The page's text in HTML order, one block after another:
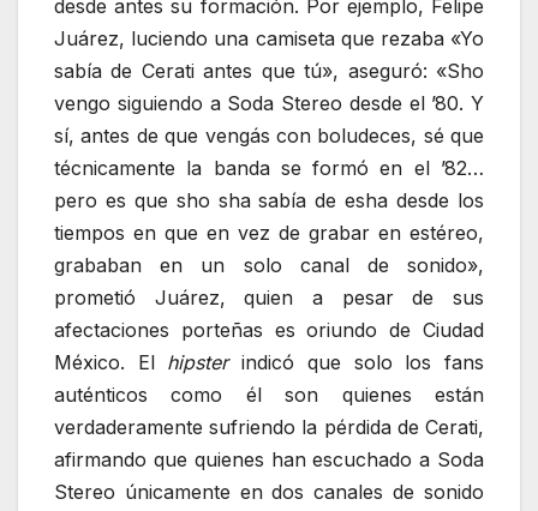
desde antes su formación. Por ejemplo, Felipe
Juárez, luciendo una camiseta que rezaba «Yo
sabía de Cerati antes que tú», aseguró: «Sho
vengo siguiendo a Soda Stereo desde el ’80. Y
sí, antes de que vengás con boludeces, sé que
técnicamente la banda se formó en el ’82…
pero es que sho sha sabía de esha desde los
tiempos en que en vez de grabar en estéreo,
grababan en un solo canal de sonido»,
prometió Juárez, quien a pesar de sus
afectaciones porteñas es oriundo de Ciudad
México. El hipsterindicó que solo los fans
auténticos como él son quienes están
verdaderamente sufriendo la pérdida de Cerati,
afirmando que quienes han escuchado a Soda
Stereo únicamente en dos canales de sonido